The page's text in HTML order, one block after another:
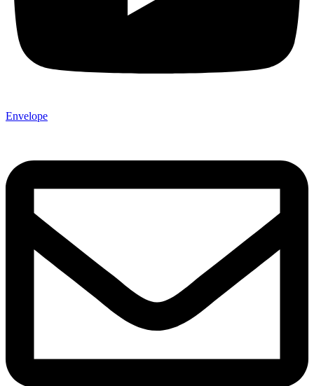
Envelope